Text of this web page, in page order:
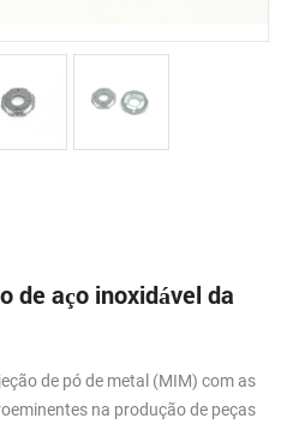
de aço inoxidável da
de pó de metal (MIM) com as
na produção de peças